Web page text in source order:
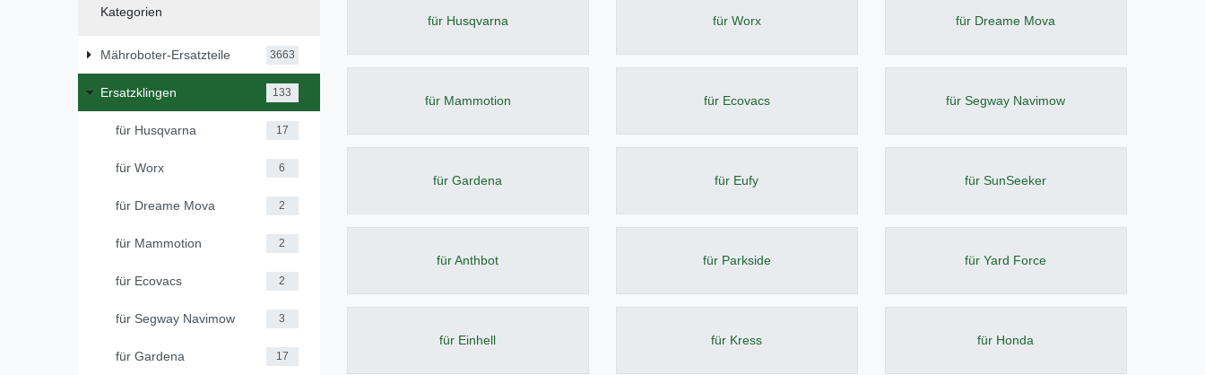
Kategorien
Mähroboter-Ersatzteile 3663
Ersatzklingen 133
für Husqvarna 17
für Worx 6
für Dreame Mova 2
für Mammotion 2
für Ecovacs 2
für Segway Navimow 3
für Gardena 17
für Husqvarna für Worx für Dreame Mova
für Mammotion für Ecovacs für Segway Navimow
für Gardena für Eufy für SunSeeker
für Anthbot für Parkside für Yard Force
für Einhell für Kress für Honda